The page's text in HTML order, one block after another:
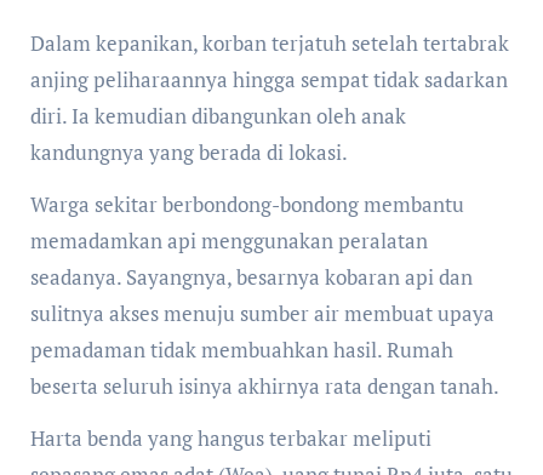
Dalam kepanikan, korban terjatuh setelah tertabrak
anjing peliharaannya hingga sempat tidak sadarkan
diri. Ia kemudian dibangunkan oleh anak
kandungnya yang berada di lokasi.
Warga sekitar berbondong-bondong membantu
memadamkan api menggunakan peralatan
seadanya. Sayangnya, besarnya kobaran api dan
sulitnya akses menuju sumber air membuat upaya
pemadaman tidak membuahkan hasil. Rumah
beserta seluruh isinya akhirnya rata dengan tanah.
Harta benda yang hangus terbakar meliputi